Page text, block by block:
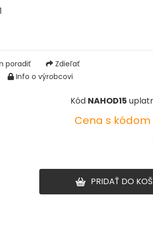
poradiť
Zdieľať
Info o výrobcovi
Kód NAHOD15
Cena s kódom
PRIDAŤ DO